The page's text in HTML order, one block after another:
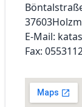
37603
E-Mail:
Fax: